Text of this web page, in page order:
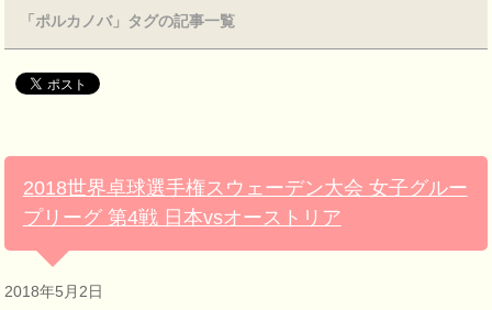
「ポルカノバ」タグの記事一覧
2018世界卓球選手権スウェーデン大会 女子グルー
プリーグ 第4戦 日本vsオーストリア
2018年5月2日